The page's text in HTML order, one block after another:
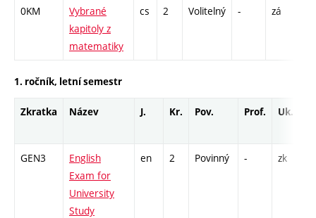
0KM
Vybrané
kapitoly z
matematiky
cs 2 Volitelný - zá
1. ročník, letní semestr
Zkratka Název J. Kr. Pov. Prof. Uk.
GEN3
English
Exam for
University
Study
en 2 Povinný - zk